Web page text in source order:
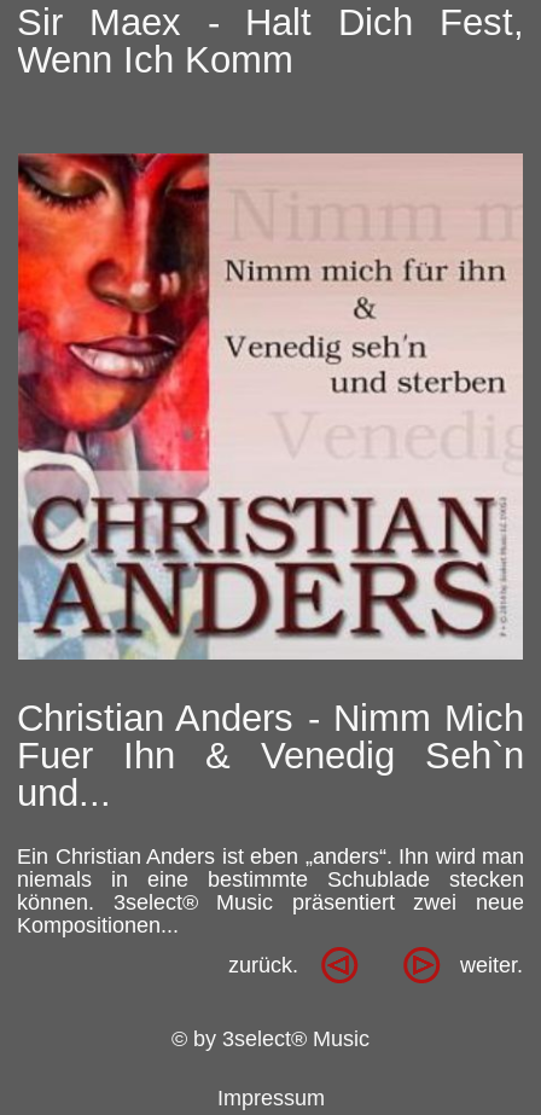
Sir Maex - Halt Dich Fest,
Wenn Ich Komm
Christian Anders - Nimm Mich
Fuer Ihn & Venedig Seh`n
und...
Ein Christian Anders ist eben „anders“. Ihn wird man
niemals in eine bestimmte Schublade stecken
können. 3select® Music
präsentiert zwei neue
Kompositionen...
zurück.
weiter.
© by 3select® Music
Impressum